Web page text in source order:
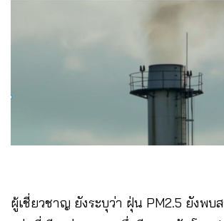
ผู้เชี่ยวชาญ ยังระบุว่า ฝุ่น PM2.5 ยังพบส